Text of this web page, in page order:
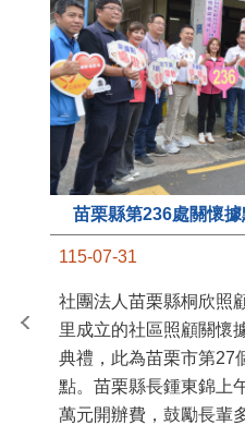
苗栗縣第236處關懷
115-07-31
社團法人苗栗縣桐欣照
里成立的社區照顧關懷
典禮，此為苗栗市第27
點。苗栗縣長鍾東錦上
萬元開辦費，鼓勵長輩